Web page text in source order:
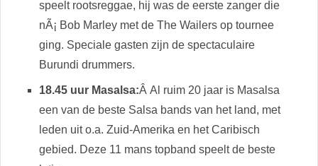
speelt rootsreggae, hij was de eerste zanger die
nÃ¡ Bob Marley met de The Wailers op tournee
ging. Speciale gasten zijn de spectaculaire
Burundi drummers.
18.45 uur Masalsa:Â Al ruim 20 jaar is Masalsa
een van de beste Salsa bands van het land, met
leden uit o.a. Zuid-Amerika en het Caribisch
gebied. Deze 11 mans topband speelt de beste